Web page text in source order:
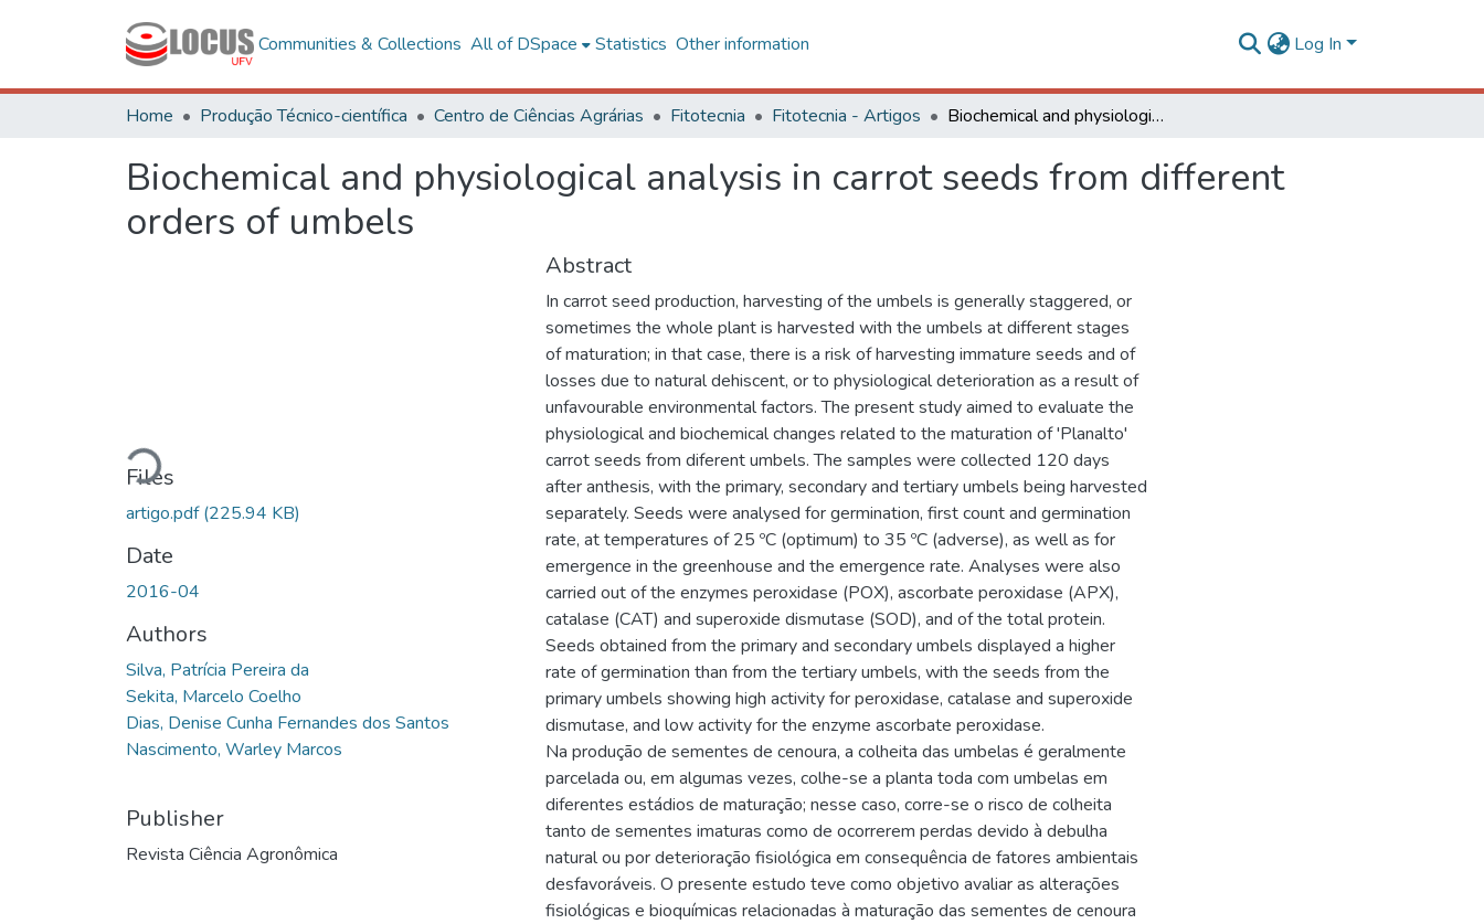
Communities & Collections All of DSpace Statistics Other information Log In
Home Produção Técnico-científica Centro de Ciências Agrárias Fitotecnia Fitotecnia - Artigos Biochemical and physiological analysis in carrot seeds from different orders of umbels
Biochemical and physiological analysis in carrot seeds from different
orders of umbels
Loading...
Files
artigo.pdf(225.94 KB)
Date
2016-04
Authors
Silva, Patrícia Pereira da
Sekita, Marcelo Coelho
Dias, Denise Cunha Fernandes dos Santos
Nascimento, Warley Marcos
Publisher
Revista Ciência Agronômica
Abstract
In carrot seed production, harvesting of the umbels is generally staggered, or
sometimes the whole plant is harvested with the umbels at different stages
of maturation; in that case, there is a risk of harvesting immature seeds and of
losses due to natural dehiscent, or to physiological deterioration as a result of
unfavourable environmental factors. The present study aimed to evaluate the
physiological and biochemical changes related to the maturation of 'Planalto'
carrot seeds from diferent umbels. The samples were collected 120 days
after anthesis, with the primary, secondary and tertiary umbels being harvested
separately. Seeds were analysed for germination, first count and germination
rate, at temperatures of 25 ºC (optimum) to 35 ºC (adverse), as well as for
emergence in the greenhouse and the emergence rate. Analyses were also
carried out of the enzymes peroxidase (POX), ascorbate peroxidase (APX),
catalase (CAT) and superoxide dismutase (SOD), and of the total protein.
Seeds obtained from the primary and secondary umbels displayed a higher
rate of germination than from the tertiary umbels, with the seeds from the
primary umbels showing high activity for peroxidase, catalase and superoxide
dismutase, and low activity for the enzyme ascorbate peroxidase.
Na produção de sementes de cenoura, a colheita das umbelas é geralmente
parcelada ou, em algumas vezes, colhe-se a planta toda com umbelas em
diferentes estádios de maturação; nesse caso, corre-se o risco de colheita
tanto de sementes imaturas como de ocorrerem perdas devido à debulha
natural ou por deterioração fisiológica em consequência de fatores ambientais
desfavoráveis. O presente estudo teve como objetivo avaliar as alterações
fisiológicas e bioquímicas relacionadas à maturação das sementes de cenoura